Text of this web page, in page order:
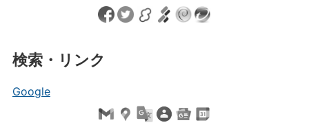
検索・リンク
Google